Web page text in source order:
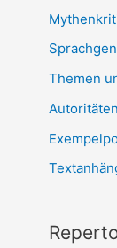
Themen
Autoritäten